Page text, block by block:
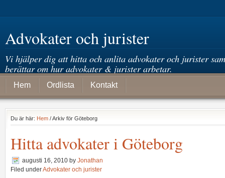
Advokater och jurister
Vi hjälper dig att hitta och anlita advokater och jurister
berättar om hur advokater & jurister arbetar.
Hem Ordlista Kontakt
Du är här: Hem / Arkiv för Göteborg
Hitta advokater i Göteborg
augusti 16, 2010 by Jonathan
Filed underAdvokater och jurister